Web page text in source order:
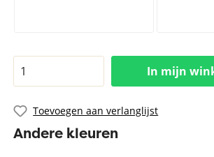
In mijn
Toevoegen aan verlanglijst
Andere kleuren